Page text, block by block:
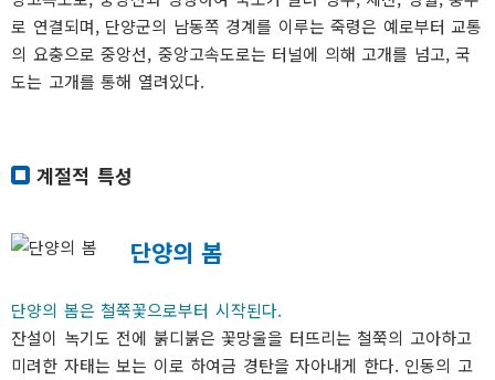
로 연결되며, 단양군의 남동쪽 경계를 이루는 죽령은 예로부터 교통
의 요충으로 중앙선, 중앙고속도로는 터널에 의해 고개를 넘고, 국
도는 고개를 통해 열려있다.
계절적 특성
단양의 봄
단양의 봄은 철쭉꽃으로부터 시작된다.
잔설이 녹기도 전에 붉디붉은 꽃망울을 터뜨리는 철쭉의 고아하고
미려한 자태는 보는 이로 하여금 경탄을 자아내게 한다. 인동의 고